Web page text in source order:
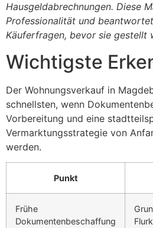
Hausgeldabrechnungen. Diese
Professionalität und
Käuferfragen, bevor sie gestellt
Wichtigste
Der Wohnungsverkauf in
schnellsten, wenn
Vorbereitung und eine
Vermarktungsstrategie von
werden.
Punkt
Frühe
Dokumentenbeschaffung